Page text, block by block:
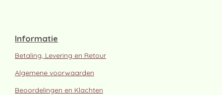
Informatie
Betaling, Levering en Retour
Algemene voorwaarden
Beoordelingen en Klachten